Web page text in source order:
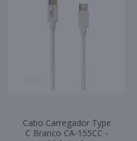
Cabo Carregador Type
C Branco CA-155CC -